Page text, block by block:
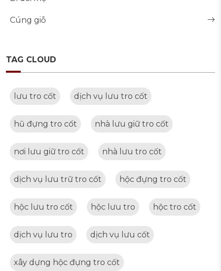
Cúng giỗ
TAG CLOUD
lưu tro cốt dịch vụ lưu tro cốt
hũ đựng tro cốt nhà lưu giữ tro cốt
nơi lưu giữ tro cốt nhà lưu tro cốt
dịch vụ lưu trữ tro cốt hộc đựng tro cốt
hộc lưu tro cốt hộc lưu tro hộc tro cốt
dịch vụ lưu tro dịch vụ lưu cốt
xây dựng hộc đựng tro cốt